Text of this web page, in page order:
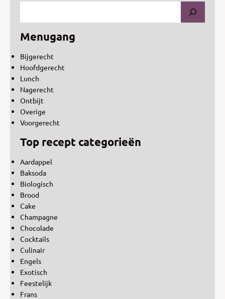
Menugang
Bijgerecht
Hoofdgerecht
Lunch
Nagerecht
Ontbijt
Overige
Voorgerecht
Top recept categorieën
Aardappel
Baksoda
Biologisch
Brood
Cake
Champagne
Chocolade
Cocktails
Culinair
Engels
Exotisch
Feestelijk
Frans